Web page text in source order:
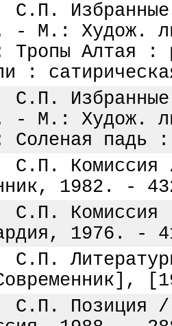
С.П.
- М.: Худож.
Тропы Алтая
:
С.П.
- М.: Худож.
Соленая
С.П.
1982. -
С.П.
1976. -
С.П.
С.П. Позиция